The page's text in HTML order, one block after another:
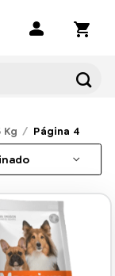
Kg / Página 4